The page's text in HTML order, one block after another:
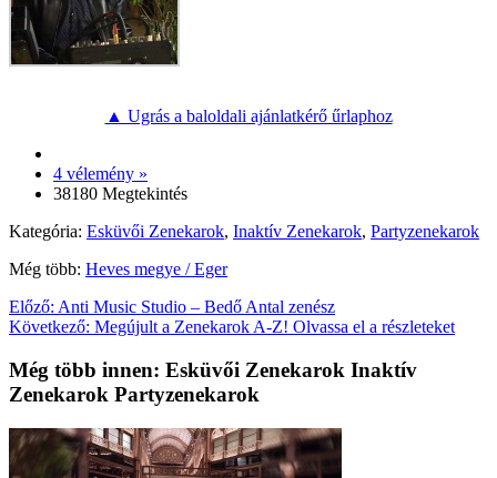
▲ Ugrás a baloldali ajánlatkérő űrlaphoz
4 vélemény »
38180 Megtekintés
Kategória: Esküvői Zenekarok, Inaktív Zenekarok, Partyzenekarok
Még több: Heves megye / Eger
Előző: Anti Music Studio – Bedő Antal zenész
Következő: Megújult a Zenekarok A-Z! Olvassa el a részleteket
Még több innen: Esküvői Zenekarok Inaktív
Zenekarok Partyzenekarok